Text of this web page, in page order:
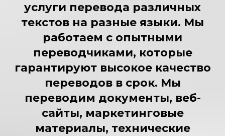
услуги перевода различных
текстов на разные языки. Мы
работаем с опытными
переводчиками, которые
гарантируют высокое качество
переводов в срок. Мы
переводим документы, веб-
сайты, маркетинговые
материалы, технические